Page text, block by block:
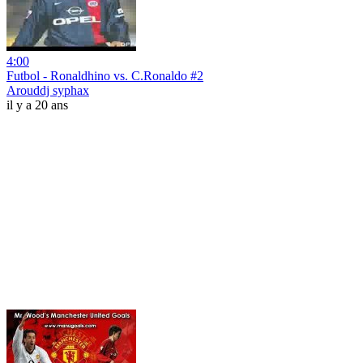
4:00
Futbol - Ronaldhino vs. C.Ronaldo #2
Arouddj syphax
il y a 20 ans